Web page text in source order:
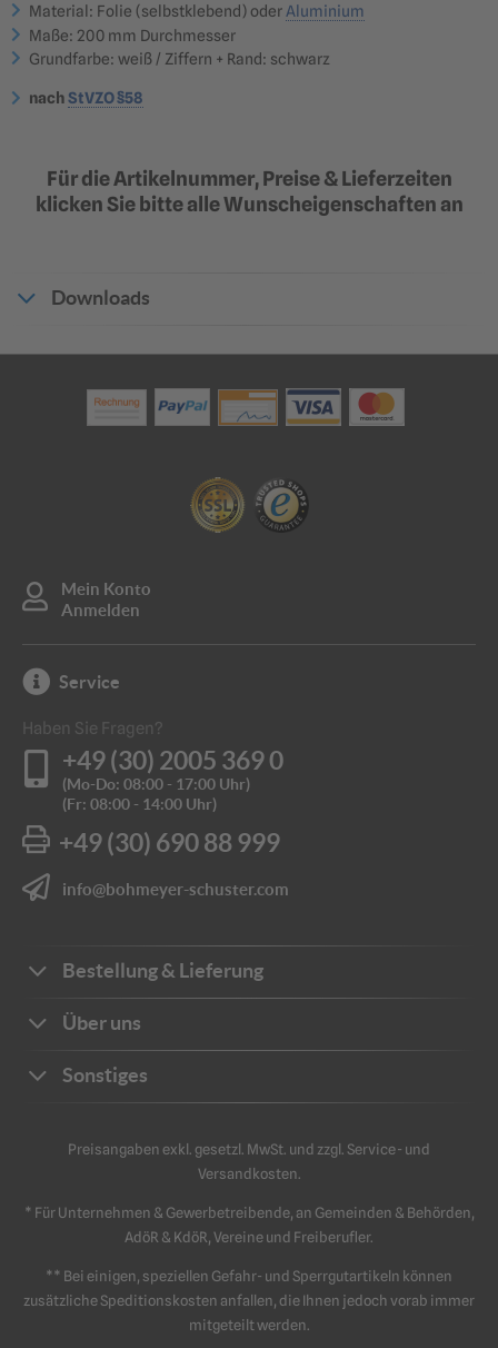
Material: Folie (selbstklebend) oder Aluminium
Maße: 200 mm Durchmesser
Grundfarbe: weiß / Ziffern + Rand: schwarz
nachStVZO §58
Für die Artikelnummer, Preise & Lieferzeiten
klicken Sie bitte alle Wunscheigenschaften an
Downloads
Mein Konto
Anmelden
Service
Haben Sie Fragen?
+49 (30) 2005 369 0
(Mo-Do: 08:00 - 17:00 Uhr)
(Fr: 08:00 - 14:00 Uhr)
+49 (30) 690 88 999
info@bohmeyer-schuster.com
Bestellung & Lieferung
Zahlungsarten
Frachtkosten
Schriftliche Angebote
Retouren & Reklamation
Über uns
Unternehmen
Kontakt
Sonstiges
Impressum
Preisangaben exkl. gesetzl. MwSt. und zzgl. Service- und
Versandkosten.
* Für Unternehmen & Gewerbetreibende, an Gemeinden & Behörden,
AdöR & KdöR, Vereine und Freiberufler.
** Bei einigen, speziellen Gefahr- und Sperrgutartikeln können
zusätzliche Speditionskosten anfallen, die Ihnen jedoch vorab immer
mitgeteilt werden.